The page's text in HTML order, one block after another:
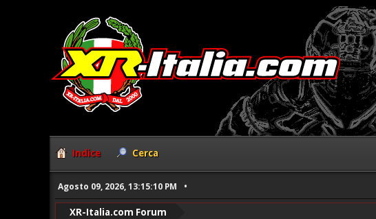
Indice Cerca
Agosto 09, 2026, 13:15:10 PM
XR-Italia.com Forum